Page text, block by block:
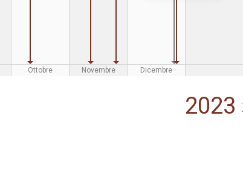
Ottobre Novembre Dicembre
2023